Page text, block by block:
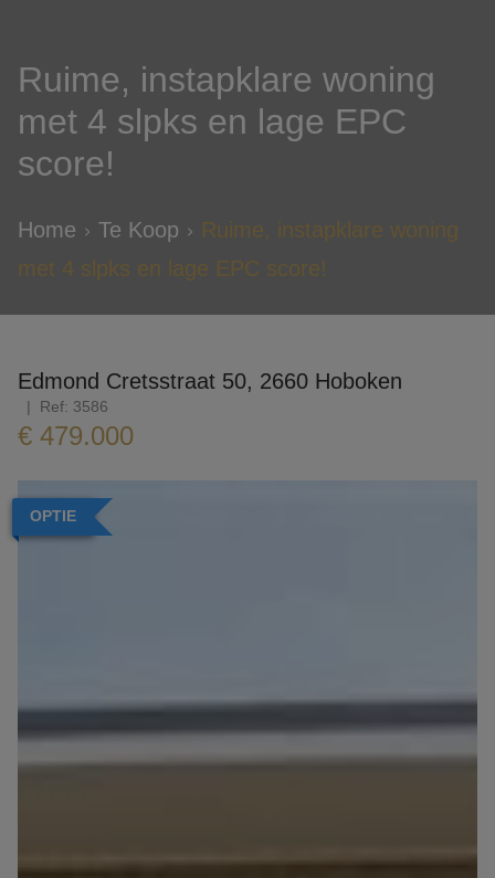
Ruime, instapklare woning
met 4 slpks en lage EPC
score!
Home Te Koop
Ruime, instapklare woning
met 4 slpks en lage EPC score!
Edmond Cretsstraat 50, 2660 Hoboken
Ref: 3586
€ 479.000
OPTIE